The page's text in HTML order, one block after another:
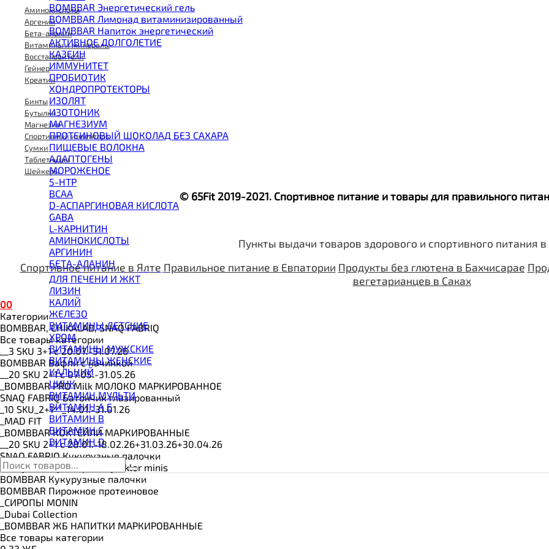
BOMBBAR Энергетический гель
BOMBBAR Лимонад витаминизированный
BOMBBAR Напиток энергетический
АКТИВНОЕ ДОЛГОЛЕТИЕ
КАЗЕИН
ИММУНИТЕТ
ПРОБИОТИК
ХОНДРОПРОТЕКТОРЫ
ИЗОЛЯТ
ИЗОТОНИК
МАГНЕЗИУМ
ПРОТЕИНОВЫЙ ШОКОЛАД БЕЗ САХАРА
ПИЩЕВЫЕ ВОЛОКНА
АДАПТОГЕНЫ
МОРОЖЕНОЕ
5-HTP
BCAA
D-АСПАРГИНОВАЯ КИСЛОТА
GABA
L-КАРНИТИН
АМИНОКИСЛОТЫ
АРГИНИН
БЕТА-АЛАНИН
ВИТАМИНЫ И МИНЕРАЛЫ
ВОССТАНОВИТЕЛИ
ГЕЙНЕР
ГИАЛУРОНОВАЯ КИСЛОТА
ГЛЮТАМИН
ГУАРАНА
ДЛЯ СУСТАВОВ И СВЯЗОК
ДОБАВКИ ДЛЯ СНА
ЖИРОСЖИГАТЕЛИ
КОЛЛАГЕН
КОЭНЗИМ Q10
КРЕАТИН
ПОЛЕЗНЫЕ ЖИРЫ
ПРОТЕИН
ПРОТЕИНОВОЕ ПЕЧЕНЬЕ
ПРОТЕИНОВЫЕ БАТОНЧИКИ
ПРОТЕИНОВЫЕ КАШИ
ТЕСТОБУСТЕРЫ
ЦИТРУЛЛИН МАЛАТ
ПРЕДТРЕНИРОВОЧНЫЕ КОМПЛЕКСЫ
ЭНЕРГЕТИКИ И ЖИРОСЖИГАТЕЛИ#
ДЛЯ ПЕЧЕНИ И ЖКТ
ЛИЗИН
КАЛИЙ
ЖЕЛЕЗО
ВИТАМИНЫ ДЕТСКИЕ
ХРОМ
ВИТАМИНЫ МУЖСКИЕ
ВИТАМИНЫ ЖЕНСКИЕ
КАЛЬЦИЙ
ЦИНК
ВИТАМИН МУЛЬТИ
ВИТАМИН A E
ВИТАМИН B
ВИТАМИН C
ВИТАМИН D
Аминокислоты
Аргенин
Бета-аланин
Витамины и минералы
Восстановители
Гейнер
Креатин
Бинты
Бутылки
Магнезия
Спортивный инвентарь
Сумки
Таблетницы
Шейкеры
© 65Fit 2019-2021. Спортивное питание и товары для правильного
Пункты выдачи товаров здорового и спортивного питания
Спортивное питание в Ялте Правильное питание в Евпатории Продукты без глютена в Бахчисарае
вегетарианцев в Саках
00
Категории
BOMBBAR, CHIKALAB, SNAQ FABRIQ
Все товары категории
__3 SKU 3+1 с 20.07.-31.07.26
BOMBBAR Вафли с начинкой
__20 SKU 2+1 с 07.05.-31.05.26
_BOMBBAR PRO Milk МОЛОКО МАРКИРОВАННОЕ
SNAQ FABRIQ Батончик глазированный
_10 SKU_2+1**_14.01.-31.01.26
_MAD FIT
_BOMBBAR КОКТЕЙЛИ МАРКИРОВАННЫЕ
__20 SKU 2+1 с 28.01.-18.02.26+31.03.26+30.04.26
SNAQ FABRIQ Кукурузные палочки
SNAQ FABRIQ Конфеты Qwikler minis
BOMBBAR Кукурузные палочки
BOMBBAR Пирожное протеиновое
_CИРОПЫ MONIN
_Dubai Collection
_BOMBBAR ЖБ НАПИТКИ МАРКИРОВАННЫЕ
Все товары категории